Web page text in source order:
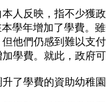
反映，指不少獲政
本學年增加了學費。
他們仍感到難以支
學費。就此，政府
了學費的資助幼稚